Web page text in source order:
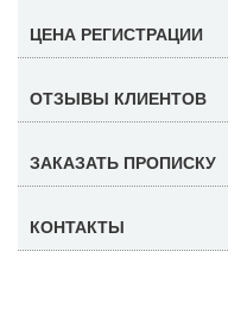
ЦЕНА РЕГИСТРАЦИИ
ОТЗЫВЫ КЛИЕНТОВ
ЗАКАЗАТЬ ПРОПИСКУ
КОНТАКТЫ